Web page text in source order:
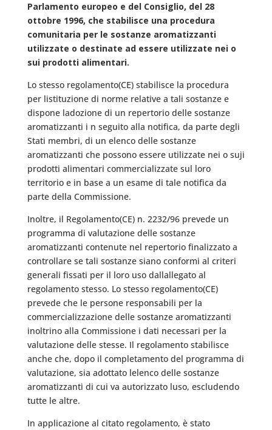
Parlamento europeo e del Consiglio, del 28
ottobre 1996, che stabilisce una procedura
comunitaria per le sostanze aromatizzanti
utilizzate o destinate ad essere utilizzate nei o
sui prodotti alimentari.
Lo stesso regolamento(CE) stabilisce la procedura
per listituzione di norme relative a tali sostanze e
dispone ladozione di un repertorio delle sostanze
aromatizzanti i n seguito alla notifica, da parte degli
Stati membri, di un elenco delle sostanze
aromatizzanti che possono essere utilizzate nei o suji
prodotti alimentari commercializzate sul loro
territorio e in base a un esame di tale notifica da
parte della Commissione.
Inoltre, il Regolamento(CE) n. 2232/96 prevede un
programma di valutazione delle sostanze
aromatizzanti contenute nel repertorio finalizzato a
controllare se tali sostanze siano conformi al criteri
generali fissati per il loro uso dallallegato al
regolamento stesso. Lo stesso regolamento(CE)
prevede che le persone responsabili per la
commercializzazione delle sostanze aromatizzanti
inoltrino alla Commissione i dati necessari per la
valutazione delle stesse. Il regolamento stabilisce
anche che, dopo il completamento del programma di
valutazione, sia adottato lelenco delle sostanze
aromatizzanti di cui va autorizzato luso, escludendo
tutte le altre.
In applicazione al citato regolamento, è stato